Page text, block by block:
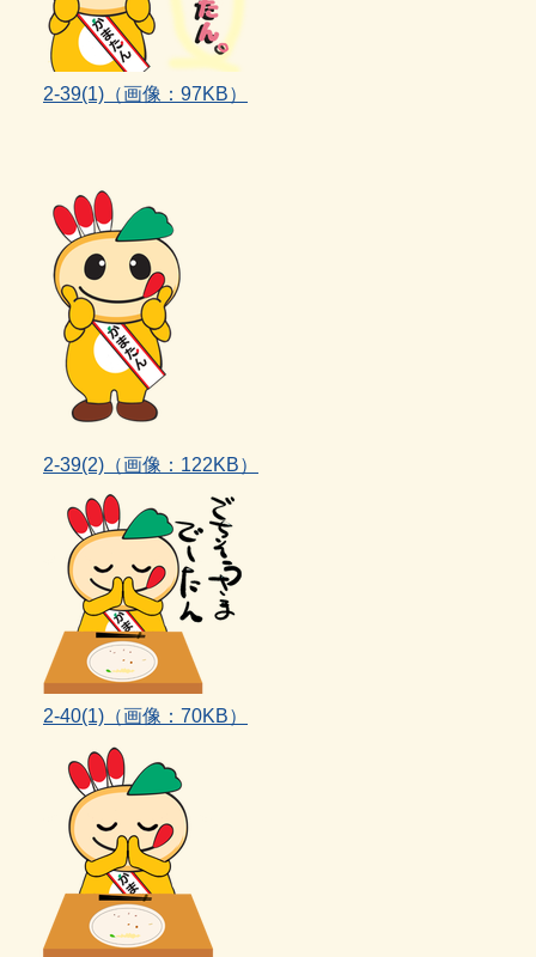
2-39(1) （画像：97KB）
2‐39(2)（画像：122KB）
2‐40(1) （画像：70KB）